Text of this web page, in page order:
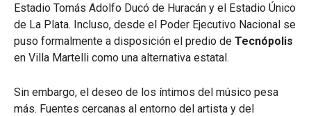
Estadio Tomás Adolfo Ducó de Huracán y el Estadio Único
de La Plata. Incluso, desde el Poder Ejecutivo Nacional se
puso formalmente a disposición el predio de Tecnópolis
en Villa Martelli como una alternativa estatal.
Sin embargo, el deseo de los íntimos del músico pesa
más. Fuentes cercanas al entorno del artista y del